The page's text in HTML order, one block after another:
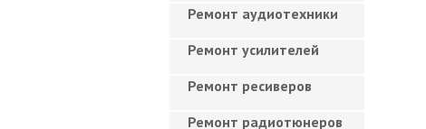
Ремонт аудиотехники
Ремонт усилителей
Ремонт ресиверов
Ремонт радиотюнеров